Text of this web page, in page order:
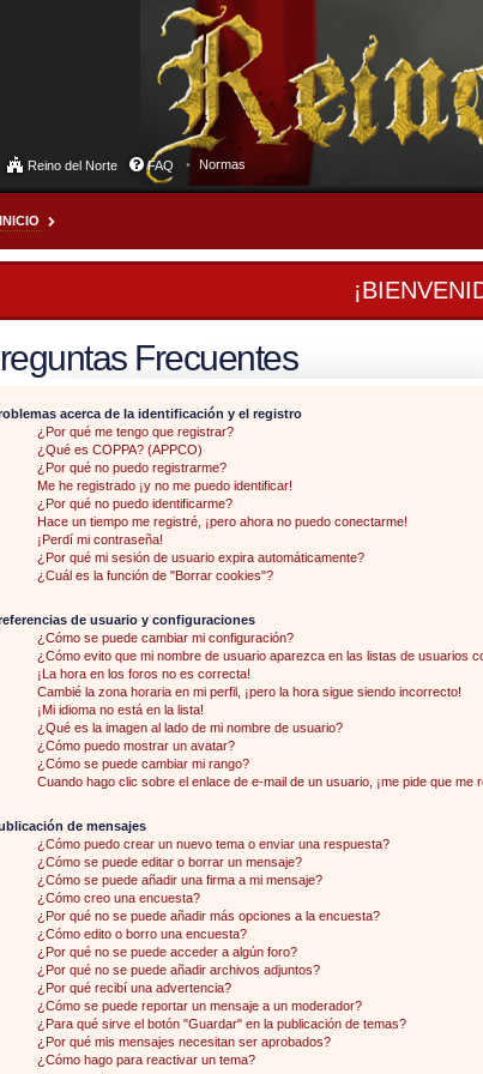
Reino del Norte FAQ Normas
INICIO
Frecuentes
acerca de la identificación y el registro
¿Por qué me tengo que registrar?
¿Qué es COPPA? (APPCO)
¿Por qué no puedo registrarme?
Me he registrado ¡y no me puedo identificar!
¿Por qué no puedo identificarme?
Hace un tiempo me registré, ¡pero ahora no puedo conectarme!
¡Perdí mi contraseña!
¿Por qué mi sesión de usuario expira automáticamente?
¿Cuál es la función de "Borrar cookies"?
de usuario y configuraciones
¿Cómo se puede cambiar mi configuración?
¿Cómo evito que mi nombre de usuario aparezca en las listas de usuarios
¡La hora en los foros no es correcta!
Cambié la zona horaria en mi perfil, ¡pero la hora sigue siendo incorrecto!
¡Mi idioma no está en la lista!
¿Qué es la imagen al lado de mi nombre de usuario?
¿Cómo puedo mostrar un avatar?
¿Cómo se puede cambiar mi rango?
Cuando hago clic sobre el enlace de e-mail de un usuario, ¡me pide que me
de mensajes
¿Cómo puedo crear un nuevo tema o enviar una respuesta?
¿Cómo se puede editar o borrar un mensaje?
¿Cómo se puede añadir una firma a mi mensaje?
¿Cómo creo una encuesta?
¿Por qué no se puede añadir más opciones a la encuesta?
¿Cómo edito o borro una encuesta?
¿Por qué no se puede acceder a algún foro?
¿Por qué no se puede añadir archivos adjuntos?
¿Por qué recibí una advertencia?
¿Cómo se puede reportar un mensaje a un moderador?
¿Para qué sirve el botón "Guardar" en la publicación de temas?
¿Por qué mis mensajes necesitan ser aprobados?
¿Cómo hago para reactivar un tema?